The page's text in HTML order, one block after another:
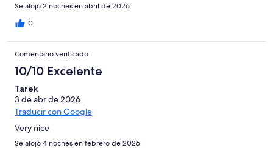
Se alojó 2 noches en abril de 2026
0
Comentario verificado
10/10 Excelente
Tarek
3 de abr de 2026
Traducir con Google
Very nice
Se alojó 4 noches en febrero de 2026